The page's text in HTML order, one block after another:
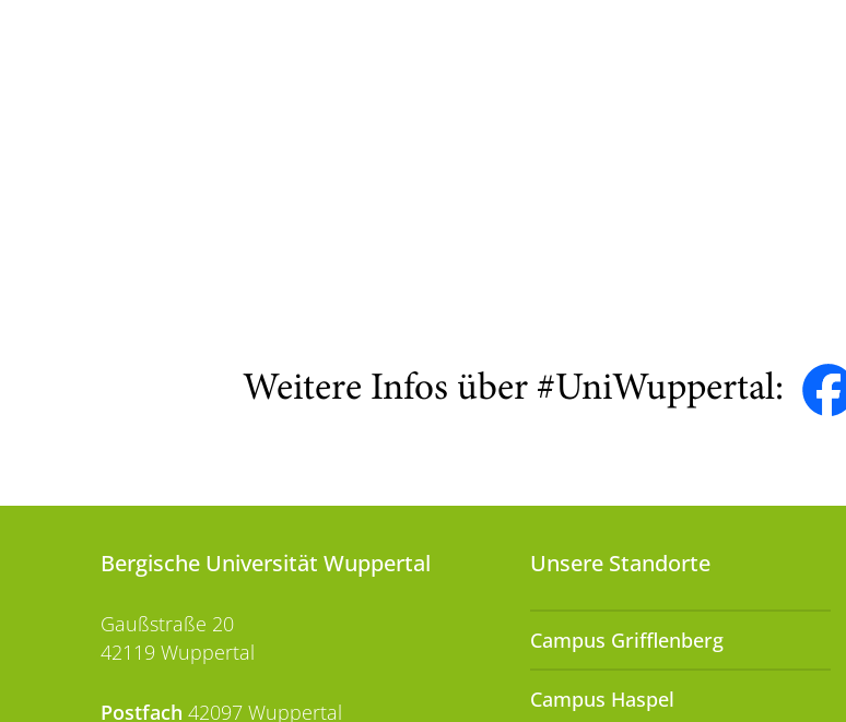
Weitere Infos über #UniWuppertal:
Bergische Universität Wuppertal
Gaußstraße 20
42119 Wuppertal
Postfach 42097 Wuppertal
Unsere Standorte
Campus Grifflenberg
Campus Haspel